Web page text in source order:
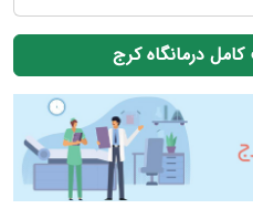
درمانگاه کرج